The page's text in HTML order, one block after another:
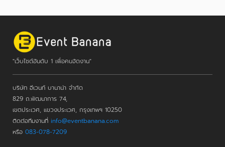
"เว็บไซต์อันดับ 1 เพื่อคนจัดงาน"
บริษัท อีเวนท์ บานาน่า จำกัด
829 ถ.พัฒนาการ 74,
เขตประเวศ, แขวงประเวศ, กรุงเทพฯ 10250
ติดต่อทีมงานที่ info@eventbanana.com
หรือ 083-078-7209